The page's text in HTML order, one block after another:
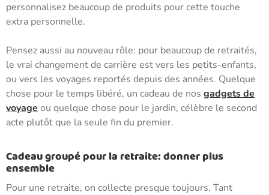
personnalisez beaucoup de produits pour cette touche
extra personnelle.
Pensez aussi au nouveau rôle: pour beaucoup de retraités,
le vrai changement de carrière est vers les petits-enfants,
ou vers les voyages reportés depuis des années. Quelque
chose pour le temps libéré, un cadeau de nos gadgets de
voyage ou quelque chose pour le jardin, célèbre le second
acte plutôt que la seule fin du premier.
Cadeau groupé pour la retraite: donner plus
ensemble
Pour une retraite, on collecte presque toujours. Tant